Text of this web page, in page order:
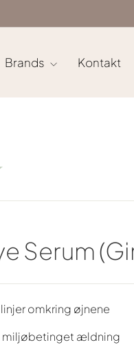
Brands Kontakt
Serum
omkring øjnene
miljøbetinget ældning